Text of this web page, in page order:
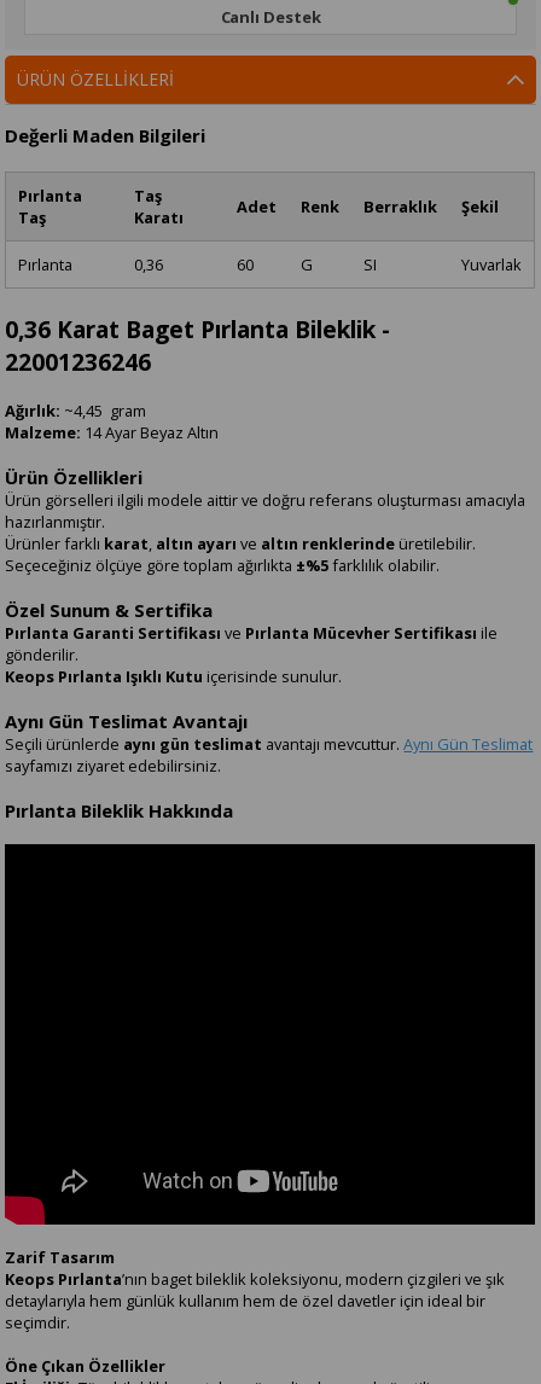
Canlı Destek
ÜRÜN ÖZELLIKLERI
Değerli Maden Bilgileri
Pırlanta
Taş
Taş
Karatı
Adet Renk Berraklık Şekil
Pırlanta 0,36 60 G SI Yuvarlak
0,36 Karat Baget Pırlanta Bileklik -
22001236246
Ağırlık: ~4,45 gram
Malzeme: 14 Ayar Beyaz Altın
Ürün Özellikleri
Ürün görselleri ilgili modele aittir ve doğru referans oluşturması amacıyla
hazırlanmıştır.
Ürünler farklı karat, altın ayarı ve altın renklerinde üretilebilir.
Seçeceğiniz ölçüye göre toplam ağırlıkta ±%5farklılık olabilir.
Özel Sunum & Sertifika
Pırlanta Garanti Sertifikası ve Pırlanta Mücevher Sertifikası ile
gönderilir.
Keops Pırlanta Işıklı Kutu içerisinde sunulur.
Aynı Gün Teslimat Avantajı
Seçili ürünlerde aynı gün teslimat avantajı mevcuttur.Aynı Gün Teslimat
sayfamızı ziyaret edebilirsiniz.
Pırlanta Bileklik Hakkında
Zarif Tasarım
Keops Pırlanta’nın baget bileklik koleksiyonu, modern çizgileri ve şık
detaylarıyla hem günlük kullanım hem de özel davetler için ideal bir
seçimdir.
Öne Çıkan Özellikler